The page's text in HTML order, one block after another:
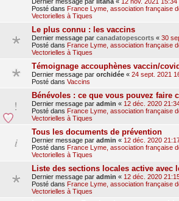
Posté dans France Lyme, association française
Vectorielles à Tiques
Le plus connu : les vaccins
Dernier message par canadatopescorts « 30
Posté dans France Lyme, association française
Vectorielles à Tiques
Témoignage accouphènes vaccin/
Dernier message par orchidée « 24 sept. 2021
Posté dans Vaccins
Bénévoles : ce que vous pouvez faire
Dernier message par admin « 12 déc. 2020
Posté dans France Lyme, association française
Vectorielles à Tiques
Tous les documents de prévention
Dernier message par admin « 12 déc. 2020
Posté dans France Lyme, association française
Vectorielles à Tiques
Liste des sections locales active avec
Dernier message par admin « 12 déc. 2020
Posté dans France Lyme, association française
Vectorielles à Tiques